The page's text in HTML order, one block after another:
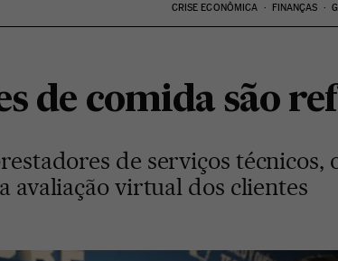
CRISE ECONÔMICA FINANÇAS
de comida são
de serviços técnicos,
avaliação virtual dos clientes